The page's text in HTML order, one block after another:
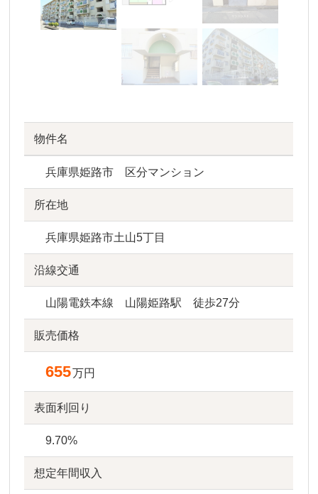
物件名
兵庫県姫路市 区分マンション
所在地
兵庫県姫路市土山5丁目
沿線交通
山陽電鉄本線 山陽姫路駅 徒歩27分
販売価格
655万円
表面利回り
9.70%
想定年間収入